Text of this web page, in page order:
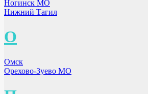
Ногинск МО
Нижний Тагил
О
Омск
Орехово-Зуево МО